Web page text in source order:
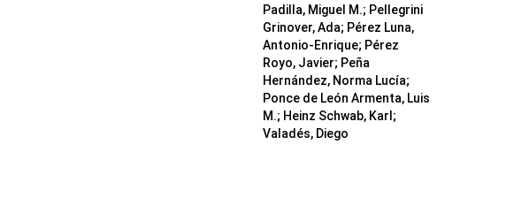
Padilla, Miguel M.; Pellegrini
Grinover, Ada; Pérez Luna,
Antonio-Enrique; Pérez
Royo, Javier; Peña
Hernández, Norma Lucía;
Ponce de León Armenta, Luis
M.; Heinz Schwab, Karl;
Valadés, Diego